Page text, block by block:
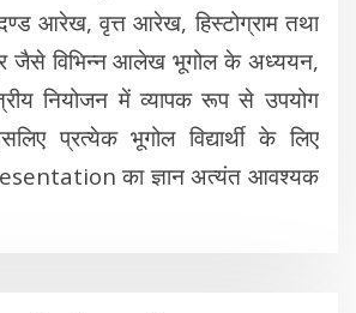
आरेख, वृत्त आरेख, हिस्टोग्राम तथा
जैसे विभिन्न आलेख भूगोल के अध्ययन,
नियोजन में व्यापक रूप से उपयोग
प्रत्येक भूगोल विद्यार्थी के लिए
का ज्ञान अत्यंत आवश्यक